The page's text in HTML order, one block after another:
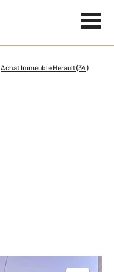
Achat Immeuble Herault (34)